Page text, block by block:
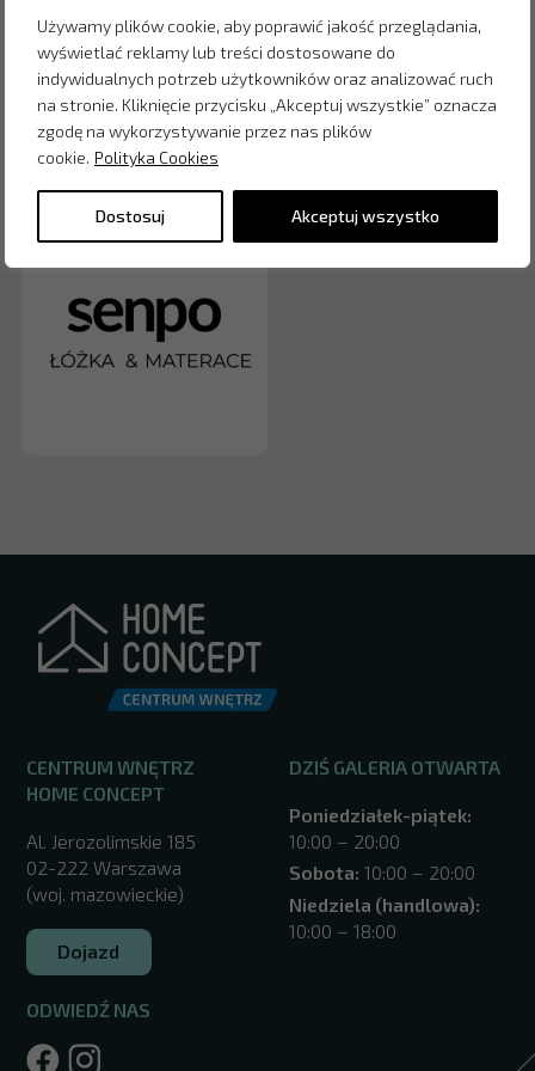
Używamy plików cookie, aby poprawić jakość przeglądania,
wyświetlać reklamy lub treści dostosowane do
indywidualnych potrzeb użytkowników oraz analizować ruch
na stronie. Kliknięcie przycisku „Akceptuj wszystkie” oznacza
zgodę na wykorzystywanie przez nas plików
cookie. Polityka Cookies
Dostosuj Akceptuj wszystko
Dostępne w salonie:
możesz uzyskać rabat -50%
na poduszkę i 30% na kołdrę.
Promocja tylko w salonach stacjonarnych Senpo
CENTRUM WNĘTRZ
HOME CONCEPT
Al. Jerozolimskie 185
02-222 Warszawa
(woj. mazowieckie)
Dojazd
ODWIEDŹ NAS
DZIŚ GALERIA OTWARTA
Poniedziałek-piątek:
10:00 – 20:00
Sobota: 10:00 – 20:00
Niedziela (handlowa):
10:00 – 18:00